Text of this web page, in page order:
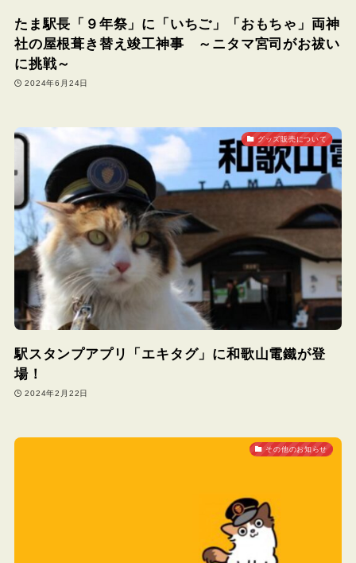
たま駅長「９年祭」に「いちご」「おもちゃ」両神
社の屋根葺き替え竣工神事 ～ニタマ宮司がお祓い
に挑戦～
2024年6月24日
グッズ販売について
駅スタンプアプリ「エキタグ」に和歌山電鐵が登
場！
2024年2月22日
その他のお知らせ